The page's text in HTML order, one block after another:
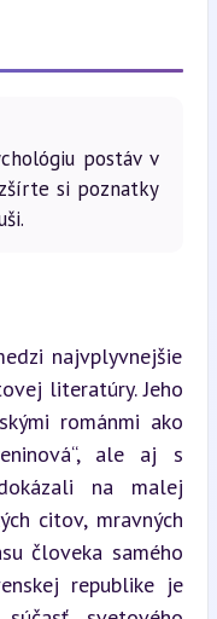
postáv v
si poznatky
najvplyvnejšie
literatúry. Jeho
románmi ako
ale aj s
na malej
citov, mravných
človeka samého
republike je